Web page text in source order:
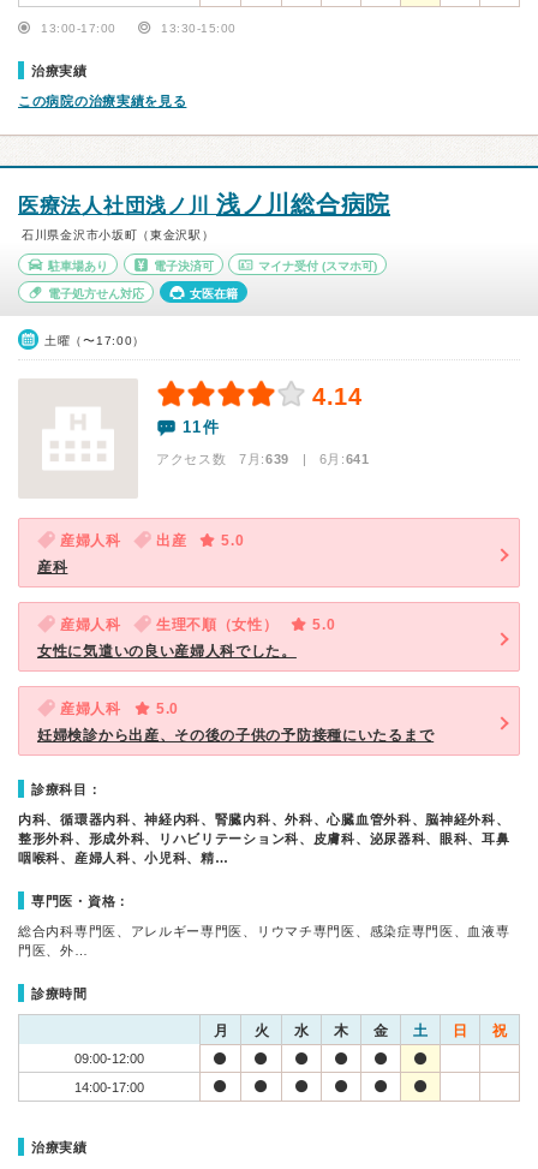
13:00-17:00 13:30-15:00
治療実績
この病院の治療実績を見る
医療法人社団浅ノ川 浅ノ川総合病院
石川県金沢市小坂町（東金沢駅）
駐車場あり 電子決済可 マイナ受付 (スマホ可)
電子処方せん対応 女医在籍
土曜（〜17:00）
4.14
11件
アクセス数 7月:639 | 6月:641
産婦人科 出産
5.0
産科
産婦人科 生理不順（女性）
5.0
女性に気遣いの良い産婦人科でした。
産婦人科
5.0
妊婦検診から出産、その後の子供の予防接種にいたるまで
診療科目：
内科、循環器内科、神経内科、腎臓内科、外科、心臓血管外科、脳神経外科、
整形外科、形成外科、リハビリテーション科、皮膚科、泌尿器科、眼科、耳鼻
咽喉科、産婦人科、小児科、精…
専門医・資格：
総合内科専門医、アレルギー専門医、リウマチ専門医、感染症専門医、血液専
門医、外…
診療時間
月 火 水 木 金 土 日 祝
09:00-12:00
14:00-17:00
治療実績